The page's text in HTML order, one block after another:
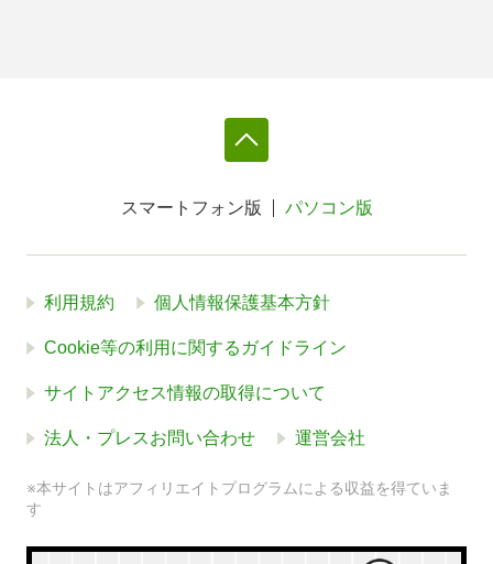
スマートフォン版 パソコン版
利用規約 個人情報保護基本方針
Cookie等の利用に関するガイドライン
サイトアクセス情報の取得について
法人・プレスお問い合わせ 運営会社
※本サイトはアフィリエイトプログラムによる収益を得ていま
す